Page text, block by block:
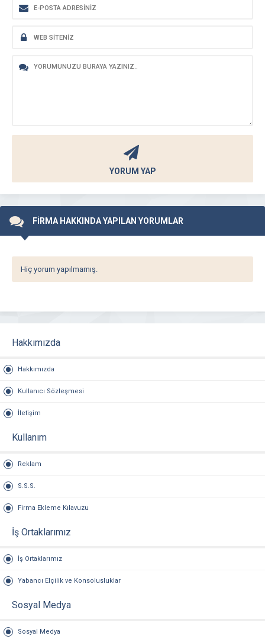
YORUM YAP
FİRMA HAKKINDA YAPILAN YORUMLAR
Hiç yorum yapılmamış.
Hakkımızda
Hakkımızda
Kullanıcı Sözleşmesi
İletişim
Kullanım
Reklam
S.S.S.
Firma Ekleme Kılavuzu
İş Ortaklarımız
İş Ortaklarımız
Yabancı Elçilik ve Konsolusluklar
Sosyal Medya
Sosyal Medya